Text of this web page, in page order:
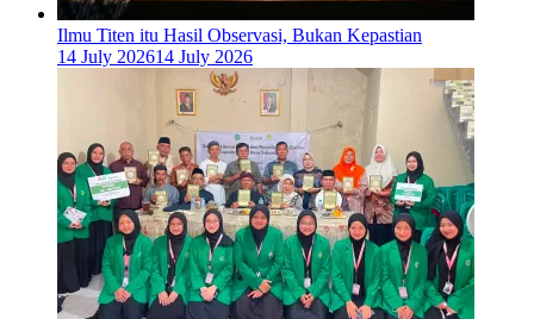
Ilmu Titen itu Hasil Observasi, Bukan Kepastian
14 July 202614 July 2026